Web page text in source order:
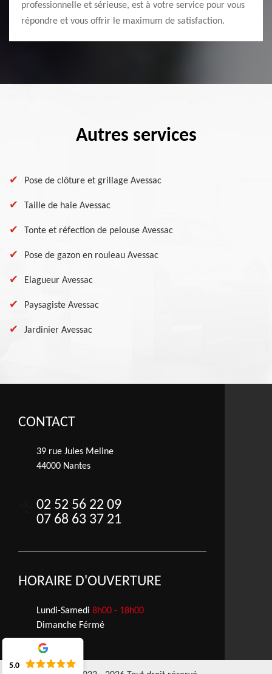
professionnelle et sérieuse, est à votre service pour vous
répondre et vous offrir le maximum de satisfaction.
Autres services
Pose de clôture et grillage Avessac
Taille de haie Avessac
Tonte et réfection de pelouse Avessac
Pose de gazon en rouleau Avessac
Elagueur Avessac
Paysagiste Avessac
Jardinier Avessac
CONTACT
39 rue Jules Meline
44000 Nantes
02 52 56 22 09
07 68 63 37 21
HORAIRE D'OUVERTURE
Lundi-Samedi 8h00 - 18h00
Dimanche Férmé
5.0